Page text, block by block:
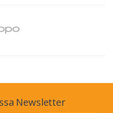
Newsletter